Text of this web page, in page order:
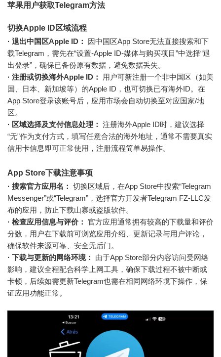
苹果用户获取Telegram方法
切换Apple ID区域流程
· 退出中国区Apple ID：
因中国区App Store无法直接搜索和下
载Telegram，需先在“设置-Apple ID-媒体与购买项目”中选择“退
出登录”，确保已备份原有数据，避免数据丢失。
· 注册或切换海外Apple ID：
用户可新注册一个非中国区（如美
国、日本、新加坡等）的Apple ID，也可切换已有海外ID。在
App Store登录该账号后，应用市场会自动切换至对应国家/地
区。
· 区域选择及支付信息处理： 注册海外Apple ID时，建议选择
“无”作为支付方式，填写任意合法的海外地址，通常不需要真实
信用卡信息即可正常使用，注册流程简单易操作。
App Store下载注意事项
· 搜索官方应用名： 切换区域后，在App Store中搜索“Telegram
Messenger”或“Telegram”，选择官方开发者Telegram FZ-LLC发
布的应用，防止下载山寨或盗版软件。
· 检查应用信息与评价： 官方应用通常拥有较高的下载量和评价
分数，用户在下载前可浏览应用介绍、更新记录与用户评论，
确保软件来源可靠、安全无后门。
· 下载与更新的网络环境：
由于App Store部分内容访问受网络
影响，建议全程配合科学上网工具，确保下载过程不被中断或
卡顿，后续如需更新Telegram也需在相同网络环境下操作，保
证应用功能正常。